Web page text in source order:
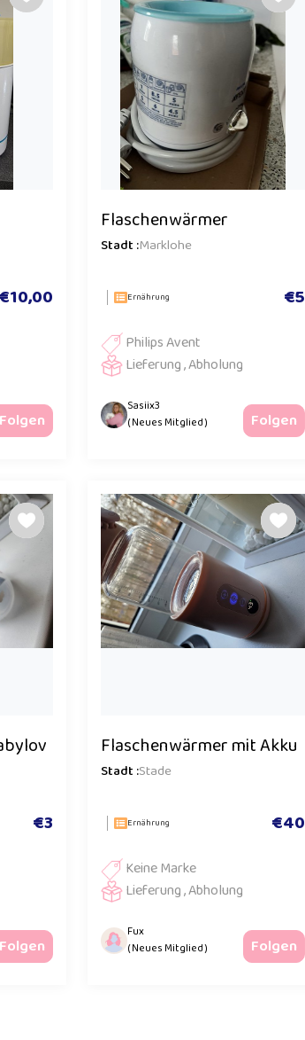
€10,00
Folgen
Flaschenwärmer
Stadt :Marklohe
Ernährung €5
Philips Avent
Lieferung , Abholung
Sasiix3
( Neues Mitglied )
Folgen
€3
Folgen
Flaschenwärmer mit Akku
Stadt :Stade
Ernährung €40
Keine Marke
Lieferung , Abholung
Fux
( Neues Mitglied )
Folgen